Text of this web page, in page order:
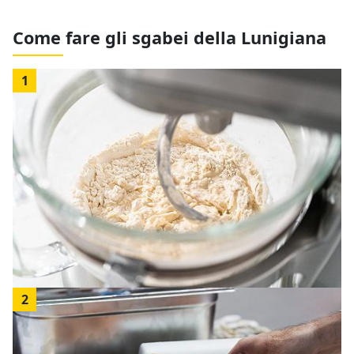
Come fare gli sgabei della Lunigiana
1
2